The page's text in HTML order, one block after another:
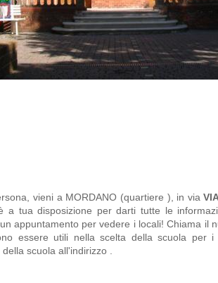
vieni a MORDANO (quartiere ), in via
a tua disposizione per darti tutte le
appuntamento per vedere i locali! Chiama il
essere utili nella scelta della scuola
della scuola all'indirizzo